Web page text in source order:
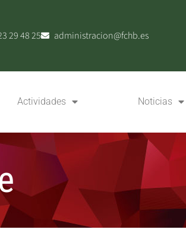
29 48 25 administracion@fchb.es
Actividades Noticias